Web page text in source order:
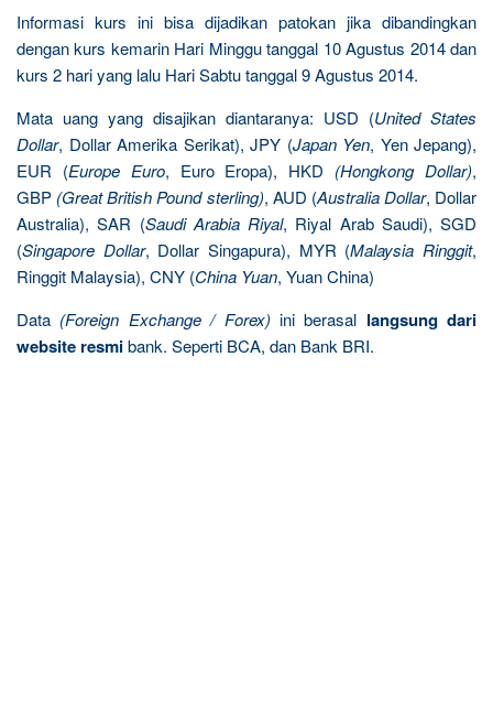
Informasi kurs ini bisa dijadikan patokan jika dibandingkan
dengan kurs kemarin Hari Minggu tanggal 10 Agustus 2014 dan
kurs 2 hari yang lalu Hari Sabtu tanggal 9 Agustus 2014.
Mata uang yang disajikan diantaranya: USD (United States
Dollar, Dollar Amerika Serikat), JPY (Japan Yen, Yen Jepang),
EUR (Europe Euro, Euro Eropa), HKD (Hongkong Dollar),
GBP (Great British Pound sterling), AUD (Australia Dollar, Dollar
Australia), SAR (Saudi Arabia Riyal, Riyal Arab Saudi), SGD
(Singapore Dollar, Dollar Singapura), MYR (Malaysia Ringgit,
Ringgit Malaysia), CNY (China Yuan, Yuan China)
Data (Foreign Exchange / Forex) ini berasal langsung dari
website resmibank. Seperti BCA, dan Bank BRI.